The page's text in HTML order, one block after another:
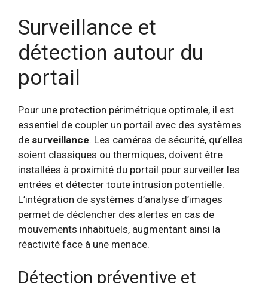
Surveillance et
détection autour du
portail
Pour une protection périmétrique optimale, il est
essentiel de coupler un portail avec des systèmes
de surveillance. Les caméras de sécurité, qu’elles
soient classiques ou thermiques, doivent être
installées à proximité du portail pour surveiller les
entrées et détecter toute intrusion potentielle.
L’intégration de systèmes d’analyse d’images
permet de déclencher des alertes en cas de
mouvements inhabituels, augmentant ainsi la
réactivité face à une menace.
Détection préventive et